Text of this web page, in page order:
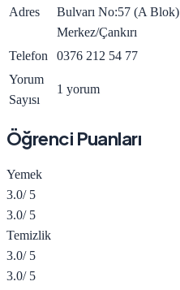
Adres
Bulvarı No:57 (A Blok)
Merkez/Çankırı
Telefon
0376 212 54 77
Yorum
Sayısı
1 yorum
Öğrenci Puanları
Yemek
3.0/ 5
3.0/ 5
Temizlik
3.0/ 5
3.0/ 5